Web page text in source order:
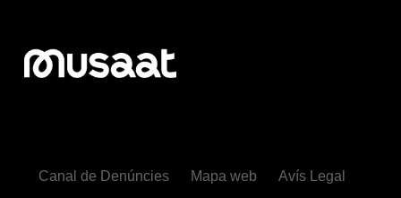
Canal de Denúncies Mapa web Avís Legal